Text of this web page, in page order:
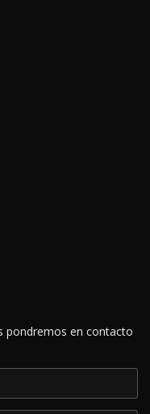
pondremos en contacto